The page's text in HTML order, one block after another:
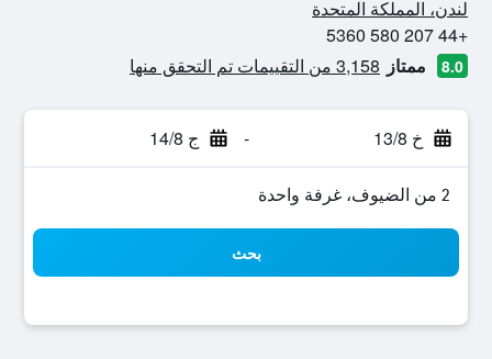
لندن، المملكة المتحدة
+44 207 580 5360
8.0 ممتاز 3,158 من التقييمات تم التحقق منها
خ 13/8 - ج 14/8
2 من الضيوف، غرفة واحدة
بحث